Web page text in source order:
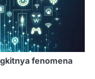
fenomena